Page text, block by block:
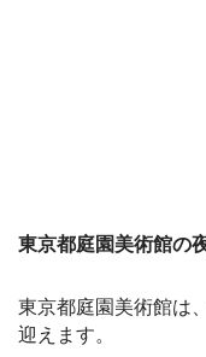
東京都庭園美術館の
東京都庭園美術館は
迎えます。